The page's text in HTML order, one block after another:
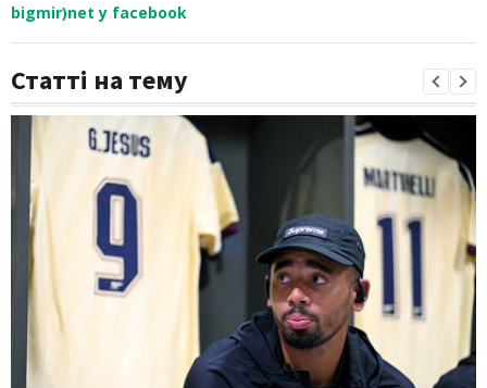
bigmir)net у facebook
Статті на тему